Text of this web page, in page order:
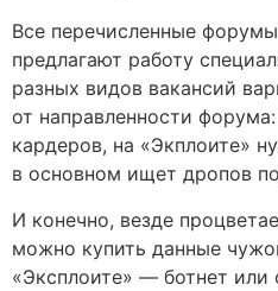
Все перечисленные
предлагают работу
разных видов вакансий
от направленности
кардеров, на «Экплоите»
в основном ищет дропов
И конечно, везде
можно купить данные
«Эксплоите» — ботнет или